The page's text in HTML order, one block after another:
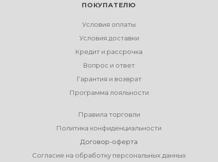
ПОКУПАТЕЛЮ
Условия оплаты
Условия доставки
Кредит и рассрочка
Вопрос и ответ
Гарантия и возврат
Программа лояльности
Правила торговли
Политика конфиденциальности
Договор-оферта
Согласие на обработку персональных данных